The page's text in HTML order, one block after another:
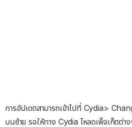
การอัปเดตสามารถเข้าไปที่ Cydia>
บนซ้าย รอให้ทาง Cydia โหลดเพ็จเก็ตต่า